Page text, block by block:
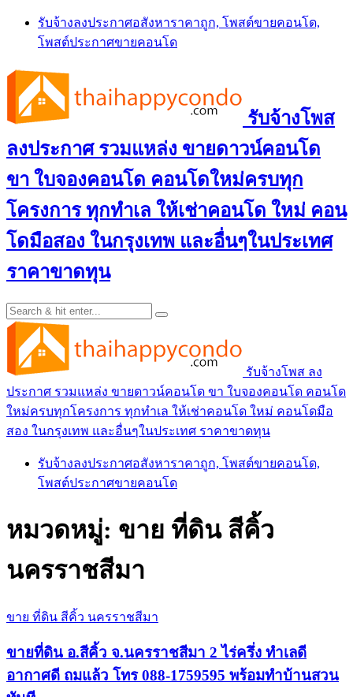
Skip
content
รับจ้างลงประกาศอสังหาราคาถูก, โพสต์ขายคอนโด,
โพสต์ประกาศขายคอนโด
รับจ้างโพส
ลงประกาศ รวมแหล่ง ขายดาวน์คอนโด
ขา ใบจองคอนโด คอนโดใหม่ครบทุก
โครงการ ทุกทำเล ให้เช่าคอนโด ใหม่ คอน
โดมือสอง ในกรุงเทพ และอื่นๆในประเทศ
ราคาขาดทุน
รับจ้างโพส ลง
ประกาศ รวมแหล่ง ขายดาวน์คอนโด ขา ใบจองคอนโด คอนโด
ใหม่ครบทุกโครงการ ทุกทำเล ให้เช่าคอนโด ใหม่ คอนโดมือ
สอง ในกรุงเทพ และอื่นๆในประเทศ ราคาขาดทุน
รับจ้างลงประกาศอสังหาราคาถูก, โพสต์ขายคอนโด,
โพสต์ประกาศขายคอนโด
หมวดหมู่: ขาย ที่ดิน สีคิ้ว
นครราชสีมา
ขาย ที่ดิน สีคิ้ว นครราชสีมา
ขายที่ดิน อ.สีคิ้ว จ.นครราชสีมา 2 ไร่ครึ่ง ทำเลดี
อากาศดี ถมแล้ว โทร 088-1759595 พร้อมทำบ้านสวน